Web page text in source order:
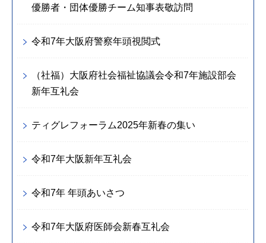
優勝者・団体優勝チーム知事表敬訪問
令和7年大阪府警察年頭視閲式
（社福）大阪府社会福祉協議会令和7年施設部会
新年互礼会
ティグレフォーラム2025年新春の集い
令和7年大阪新年互礼会
令和7年 年頭あいさつ
令和7年大阪府医師会新春互礼会